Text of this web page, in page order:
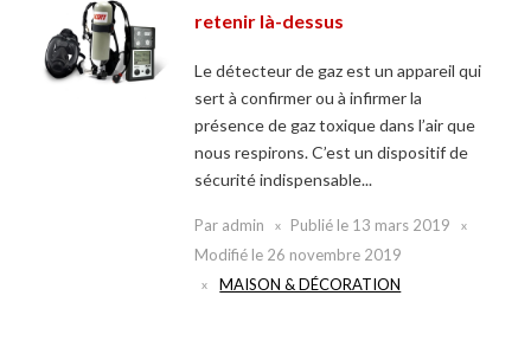
retenir là-dessus
Le détecteur de gaz est un appareil qui
sert à confirmer ou à infirmer la
présence de gaz toxique dans l’air que
nous respirons. C’est un dispositif de
sécurité indispensable...
Par admin Publié le 13 mars 2019
Modifié le 26 novembre 2019
MAISON & DÉCORATION